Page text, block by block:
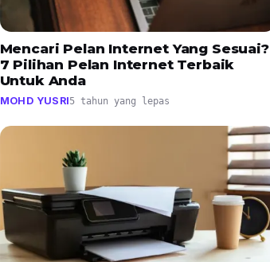
Mencari Pelan Internet Yang Sesuai?
7 Pilihan Pelan Internet Terbaik
Untuk Anda
MOHD YUSRI5 tahun yang lepas